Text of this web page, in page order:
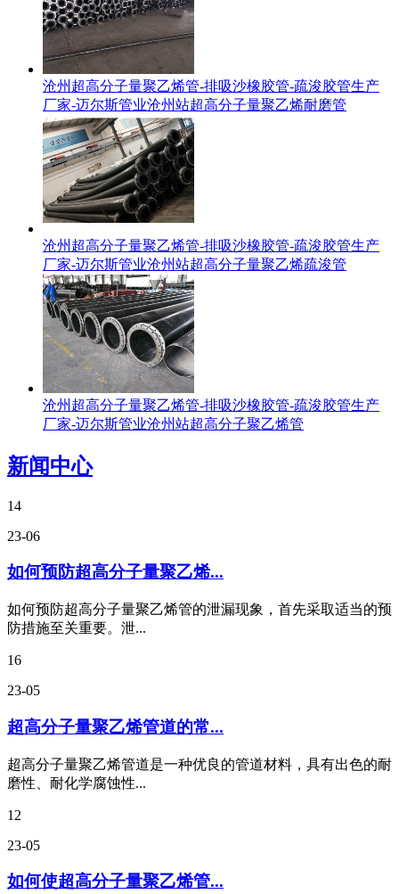
沧州超高分子量聚乙烯管-排吸沙橡胶管-疏浚胶管生产
厂家-迈尔斯管业沧州站超高分子量聚乙烯耐磨管
沧州超高分子量聚乙烯管-排吸沙橡胶管-疏浚胶管生产
厂家-迈尔斯管业沧州站超高分子量聚乙烯疏浚管
沧州超高分子量聚乙烯管-排吸沙橡胶管-疏浚胶管生产
厂家-迈尔斯管业沧州站超高分子聚乙烯管
新闻中心
14
23-06
如何预防超高分子量聚乙烯...
如何预防超高分子量聚乙烯管的泄漏现象，首先采取适当的预
防措施至关重要。泄...
16
23-05
超高分子量聚乙烯管道的常...
超高分子量聚乙烯管道是一种优良的管道材料，具有出色的耐
磨性、耐化学腐蚀性...
12
23-05
如何使超高分子量聚乙烯管...